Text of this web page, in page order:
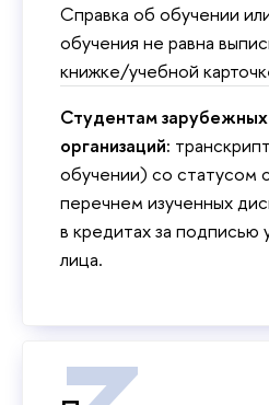
Справка об обучении
обучения не равна
книжке/учебной
Студентам
организаций:
обучении) со статусом
перечнем изученных
в кредитах за подписью
лица.